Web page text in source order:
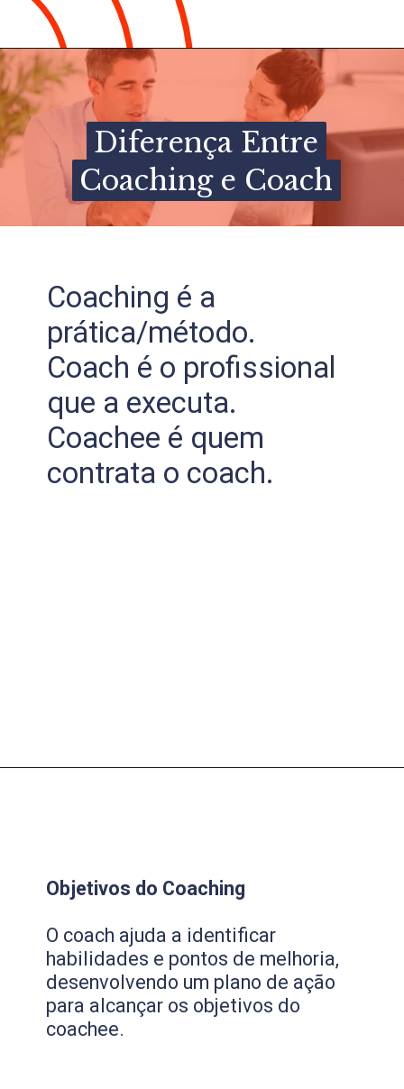
Coaching é a
prática/método.
Coach é o profissional
que a executa.
Coachee é quem
contrata o coach.
Diferença Entre
Coaching e Coach
Diferença Entre
Coaching e Coach
Objetivos do Coaching
O coach ajuda a identificar
habilidades e pontos de melhoria,
desenvolvendo um plano de ação
para alcançar os objetivos do
coachee.